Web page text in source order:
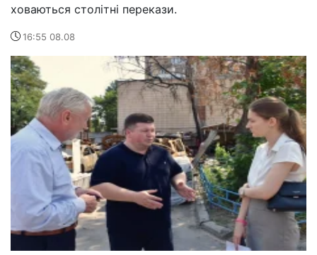
ховаються столітні перекази.
16:55 08.08